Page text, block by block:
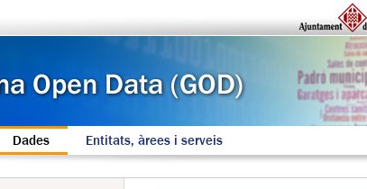
Dades Entitats, àrees i serveis